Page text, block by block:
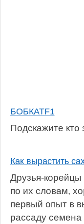
БОБКАТF1
Подскажите
Как вырастить
Друзья-корейцы
по их словам,
первый опыт в
рассаду